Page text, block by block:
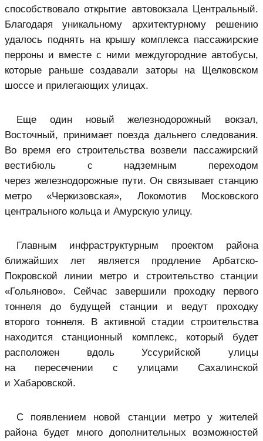
способствовало открытие автовокзала Центральный.
Благодаря уникальному архитектурному решению
удалось поднять на крышу комплекса пассажирские
перроны и вместе с ними междугородние автобусы,
которые раньше создавали заторы на Щелковском
шоссе и прилегающих улицах.
Еще один новый железнодорожный вокзал,
Восточный, принимает поезда дальнего следования.
Во время его строительства возвели пассажирский
вестибюль с надземным переходом
через железнодорожные пути. Он связывает станцию
метро «Черкизовская», Локомотив Московского
центрального кольца и Амурскую улицу.
Главным инфраструктурным проектом района
ближайших лет является продление Арбатско-
Покровской линии метро и строительство станции
«Гольяново». Сейчас завершили проходку первого
тоннеля до будущей станции и ведут проходку
второго тоннеля. В активной стадии строительства
находится станционный комплекс, который будет
расположен вдоль Уссурийской улицы
на пересечении с улицами Сахалинской
и Хабаровской.
С появлением новой станции метро у жителей
района будет много дополнительных возможностей